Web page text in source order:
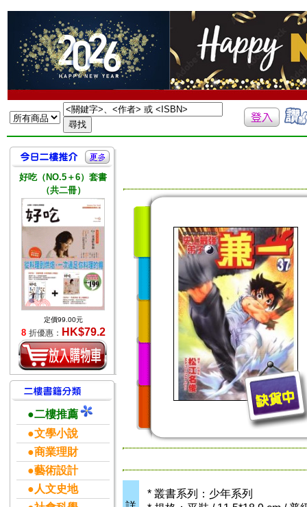
好吃（NO.5＋6）套書
（共二冊）
定價99.00元
8 折優惠： HK$79.2
●二樓推薦
●文學小說
●商業理財
●藝術設計
●人文史地
* 叢書系列：少年系列